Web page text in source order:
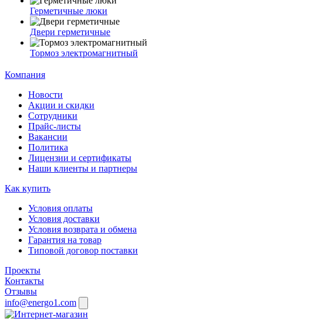
Герметичные люки
Двери герметичные
Тормоз электромагнитный
Компания
Новости
Акции и скидки
Сотрудники
Прайс-листы
Вакансии
Политика
Лицензии и сертификаты
Наши клиенты и партнеры
Как купить
Условия оплаты
Условия доставки
Условия возврата и обмена
Гарантия на товар
Типовой договор поставки
Проекты
Контакты
Отзывы
info@energo1.com